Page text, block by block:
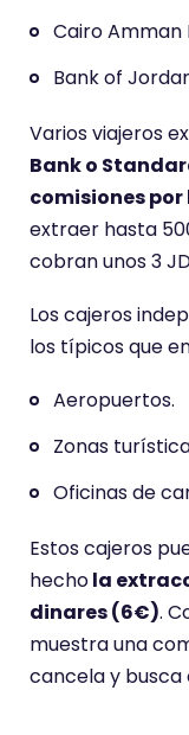
Cairo Amman
Bank of
Varios viajeros
Bank o
comisiones
extraer hasta
cobran unos 3
Los cajeros
los típicos que
Aeropuertos.
Zonas
Oficinas de
Estos cajeros
hechola
dinares (6€).
muestra una
cancela y busca